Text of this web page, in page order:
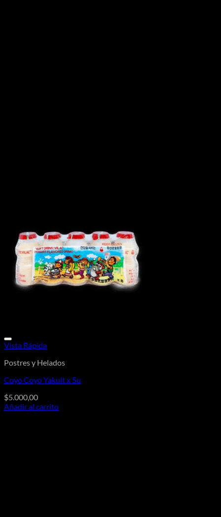
Vista Rápida
Postres y Helados
Coyo Coyo Yakult x 5u
$5.000,00
Añadir al carrito